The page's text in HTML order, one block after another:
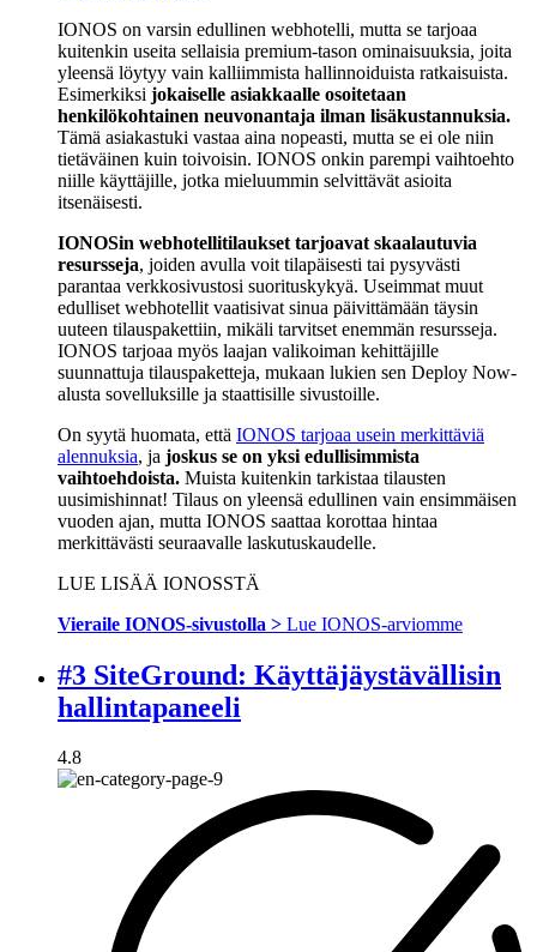
IONOS on varsin edullinen webhotelli, mutta se tarjoaa
kuitenkin useita sellaisia premium-tason ominaisuuksia, joita
yleensä löytyy vain kalliimmista hallinnoiduista ratkaisuista.
Esimerkiksi jokaiselle asiakkaalle osoitetaan
henkilökohtainen neuvonantaja ilman lisäkustannuksia.
Tämä asiakastuki vastaa aina nopeasti, mutta se ei ole niin
tietäväinen kuin toivoisin. IONOS onkin parempi vaihtoehto
niille käyttäjille, jotka mieluummin selvittävät asioita
itsenäisesti.
IONOSin webhotellitilaukset tarjoavat skaalautuvia
resursseja, joiden avulla voit tilapäisesti tai pysyvästi
parantaa verkkosivustosi suorituskykyä. Useimmat muut
edulliset webhotellit vaatisivat sinua päivittämään täysin
uuteen tilauspakettiin, mikäli tarvitset enemmän resursseja.
IONOS tarjoaa myös laajan valikoiman kehittäjille
suunnattuja tilauspaketteja, mukaan lukien sen Deploy Now-
alusta sovelluksille ja staattisille sivustoille.
On syytä huomata, että IONOS tarjoaa usein merkittäviä
alennuksia, ja joskus se on yksi edullisimmista
vaihtoehdoista. Muista kuitenkin tarkistaa tilausten
uusimishinnat! Tilaus on yleensä edullinen vain ensimmäisen
vuoden ajan, mutta IONOS saattaa korottaa hintaa
merkittävästi seuraavalle laskutuskaudelle.
LUE LISÄÄ IONOSSTÄ
Vieraile IONOS-sivustolla > Lue IONOS-arviomme
#3 SiteGround: Käyttäjäystävällisin
hallintapaneeli
4.8